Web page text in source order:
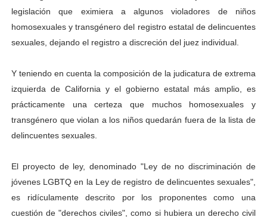
legislación que eximiera a algunos violadores de niños
homosexuales y transgénero del registro estatal de delincuentes
sexuales, dejando el registro a discreción del juez individual.
Y teniendo en cuenta la composición de la judicatura de extrema
izquierda de California y el gobierno estatal más amplio, es
prácticamente una certeza que muchos homosexuales y
transgénero que violan a los niños quedarán fuera de la lista de
delincuentes sexuales.
El proyecto de ley, denominado "Ley de no discriminación de
jóvenes LGBTQ en la Ley de registro de delincuentes sexuales",
es ridículamente descrito por los proponentes como una
cuestión de "derechos civiles", como si hubiera un derecho civil